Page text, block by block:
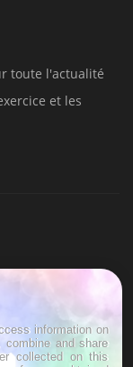
toute l'actualité
et les
information on
and share
collected on this